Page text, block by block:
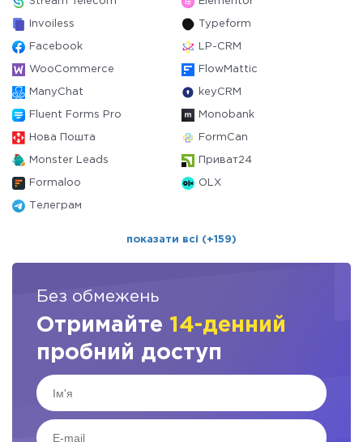
Invoiless Typeform
Facebook LP-CRM
WooCommerce FlowMattic
ManyChat keyCRM
Fluent Forms Pro Monobank
Нова Пошта FormCan
Monster Leads Приват24
Formaloo OLX
Телеграм
показати всі (+159)
Без обмежень
Отримайте 14-денний
пробний доступ